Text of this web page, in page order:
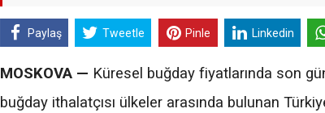
Paylaş Tweetle Pinle Linkedin
MOSKOVA — Küresel buğday fiyatlarında son
buğday ithalatçısı ülkeler arasında bulunan